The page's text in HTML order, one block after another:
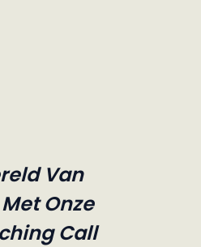
Van
Onze
Call